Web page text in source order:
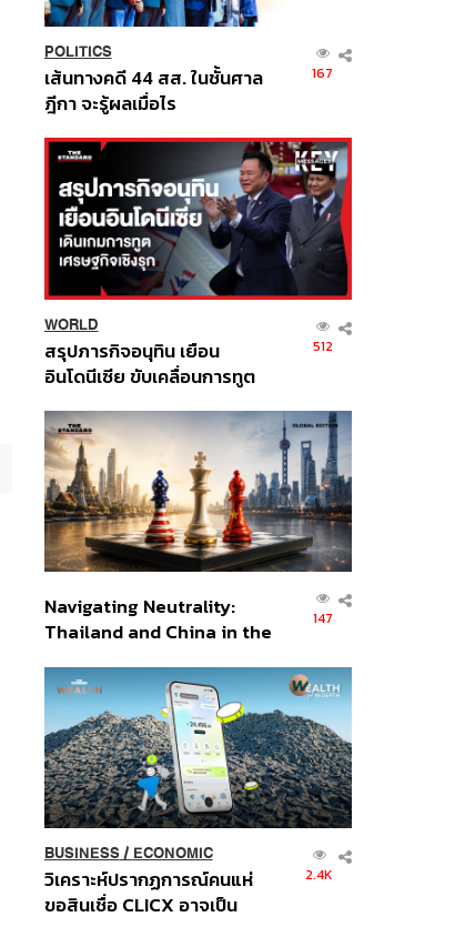
POLITICS
เส้นทางคดี 44 สส. ในชั้นศาล
ฎีกา จะรู้ผลเมื่อไร
167
WORLD
สรุปภารกิจอนุทิน เยือน
อินโดนีเซีย ขับเคลื่อนการทูต
ส่วนยุทธศาสตร์ไทย –
อินโดนีเซีย
512
Navigating Neutrality:
Thailand and China in the
Order
147
BUSINESS/ ECONOMIC
วิเคราะห์ปรากฏการณ์คนแห่
ขอสินเชื่อ CLICX อาจเป็น
2.4K